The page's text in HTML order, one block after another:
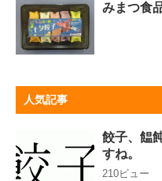
みまつ食
人気記事
餃子、饂
すね。
210ビュー